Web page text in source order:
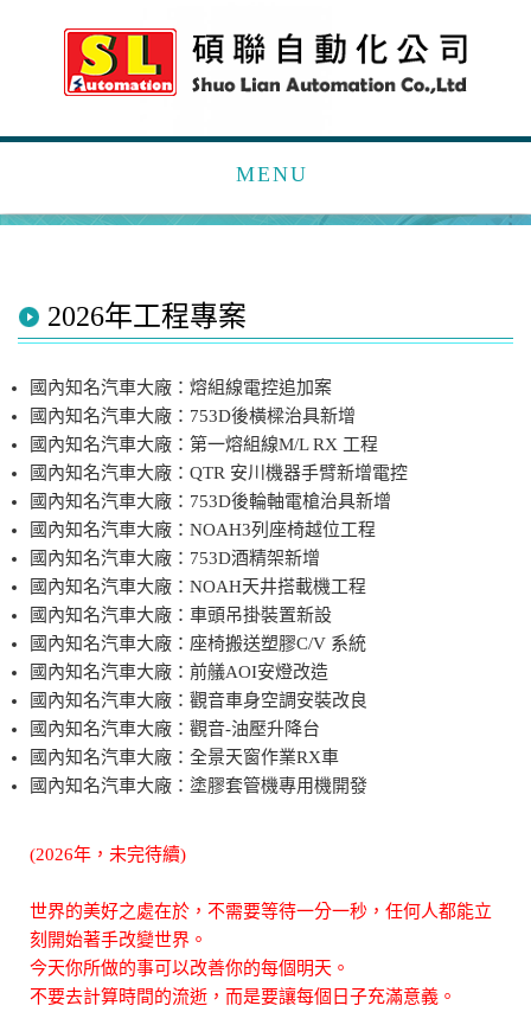
MENU
2026年工程專案
國內知名汽車大廠：熔組線電控追加案
國內知名汽車大廠：753D後橫樑治具新增
國內知名汽車大廠：第一熔組線M/L RX 工程
國內知名汽車大廠：QTR 安川機器手臂新增電控
國內知名汽車大廠：753D後輪軸電槍治具新增
國內知名汽車大廠：NOAH3列座椅越位工程
國內知名汽車大廠：753D酒精架新增
國內知名汽車大廠：NOAH天井搭載機工程
國內知名汽車大廠：車頭吊掛裝置新設
國內知名汽車大廠：座椅搬送塑膠C/V 系統
國內知名汽車大廠：前艤AOI安燈改造
國內知名汽車大廠：觀音車身空調安裝改良
國內知名汽車大廠：觀音-油壓升降台
國內知名汽車大廠：全景天窗作業RX車
國內知名汽車大廠：塗膠套管機專用機開發
(2026年，未完待續)
世界的美好之處在於，不需要等待一分一秒，任何人都能立
刻開始著手改變世界。
今天你所做的事可以改善你的每個明天。
不要去計算時間的流逝，而是要讓每個日子充滿意義。